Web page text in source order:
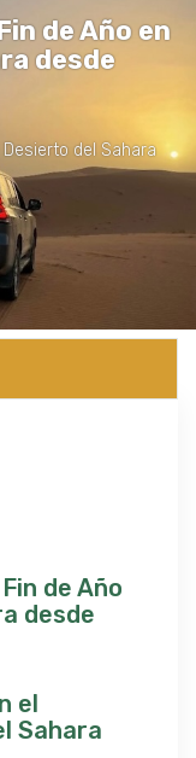
de Año en
desde
del Sahara
de Año
desde
el
Sahara